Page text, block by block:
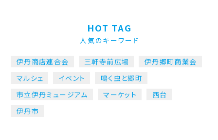
HOT TAG
人気のキーワード
伊丹商店連合会 三軒寺前広場
伊丹郷町商業会
マルシェ
イベント
鳴く虫と郷町
市立伊丹ミュージアム
マーケット
西台
伊丹市